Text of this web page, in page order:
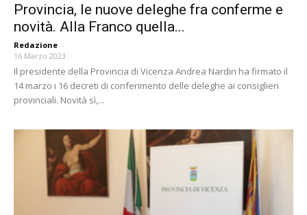
Provincia, le nuove deleghe fra conferme e
novità. Alla Franco quella...
Redazione -
16 Marzo 2023
Il presidente della Provincia di Vicenza Andrea Nardin ha firmato il
14 marzo i 16 decreti di conferimento delle deleghe ai consiglieri
provinciali. Novità sì,...